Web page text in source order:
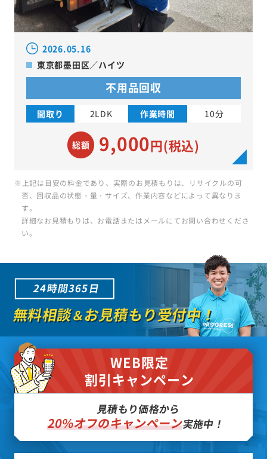
2026.05.16
東京都墨田区／ハイツ
不用品回収
間取り 2LDK 作業時間 10分
総額 9,000円(税込)
※上記は目安の料金であり、実際のお見積もりは、リサイクルの可
否、回収品の状態・量・サイズ、作業内容などによって異なりま
す。
詳細なお見積もりは、お電話またはメールにてお問い合わせくださ
い。
24時間365日
無料相談＆お見積もり受付中！
WEB限定
割引キャンペーン
見積もり価格から
20%オフのキャンペーン実施中！